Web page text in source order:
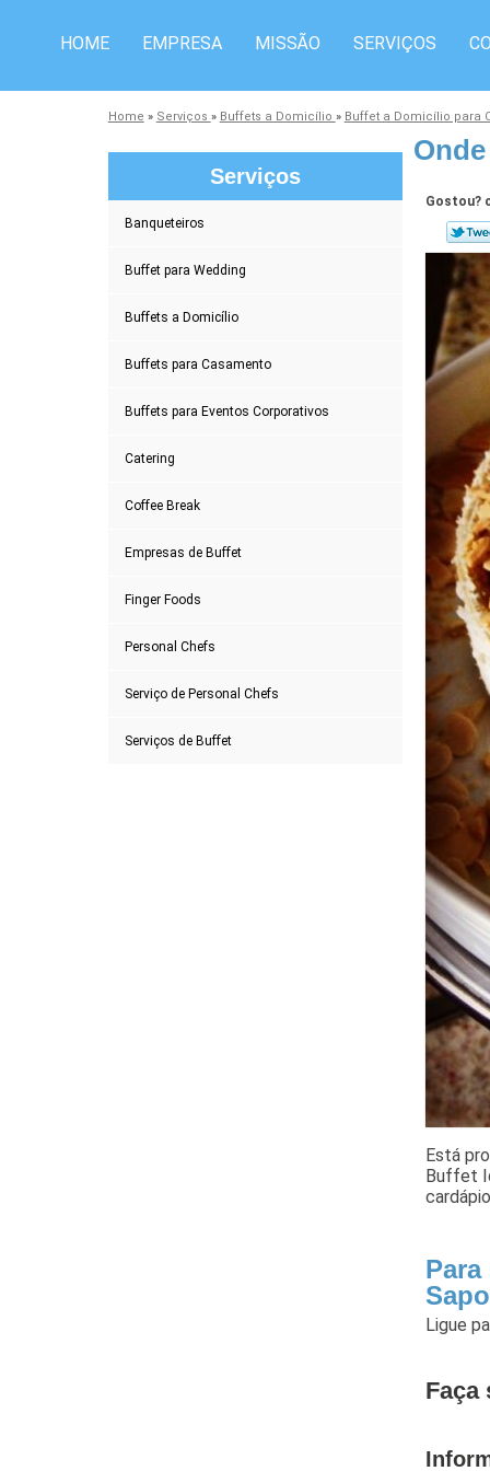
HOME EMPRESA MISSÃO SERVIÇOS
Home » Serviços » Buffets a Domicílio » Buffet a Domicílio para
Serviços
Banqueteiros
Buffet para Wedding
Buffets a Domicílio
Buffets para Casamento
Buffets para Eventos Corporativos
Catering
Coffee Break
Empresas de Buffet
Finger Foods
Personal Chefs
Serviço de Personal Chefs
Serviços de Buffet
Gostou?
Está
Buffet
Ligue
Faça